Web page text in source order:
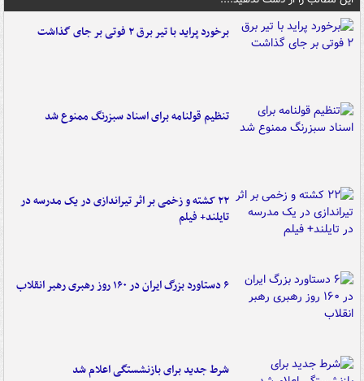
برخورد پراید با تیر برق ۲ فوتی بر جای گذاشت
تنظیم قولنامه برای اسناد سبزرنگ ممنوع شد
۲۲ کشته و زخمی بر اثر تیراندازی در یک مدرسه در
تایلند+ فیلم
۶ دستاورد بزرگ ایران در ۱۶۰ روز رهبری رهبر انقلاب
شرط جدید برای بازنشستگی اعلام شد